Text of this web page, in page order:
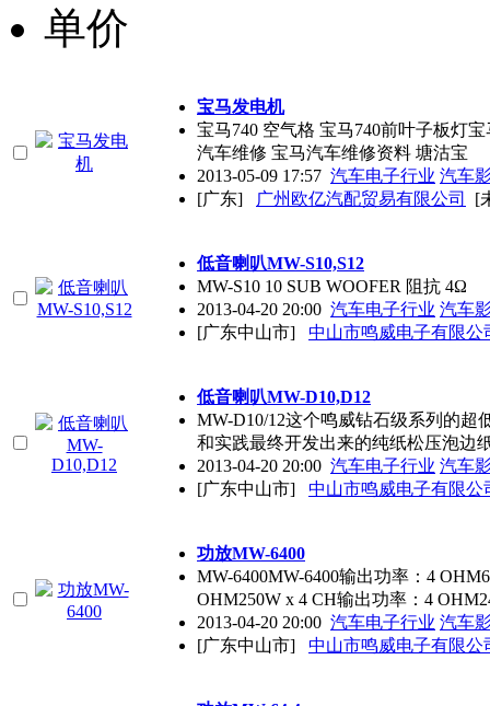
单价
宝马发电机
宝马740 空气格 宝马740前叶子板灯
汽车维修 宝马汽车维修资料 塘沽宝
2013-05-09 17:57 汽车电子行业 汽车
[广东]
广州欧亿汽配贸易有限公司 [
低音喇叭MW-S10,S12
MW-S10 10 SUB WOOFER 阻抗 4Ω
2013-04-20 20:00 汽车电子行业 汽车
[广东中山市]
中山市鸣威电子有限公
低音喇叭MW-D10,D12
MW-D10/12这个鸣威钻石级系列的
和实践最终开发出来的纯纸松压泡边
2013-04-20 20:00 汽车电子行业 汽车
[广东中山市]
中山市鸣威电子有限公
功放MW-6400
MW-6400MW-6400输出功率：4
OHM250W x 4 CH输出功率：4
2013-04-20 20:00 汽车电子行业 汽车
[广东中山市]
中山市鸣威电子有限公